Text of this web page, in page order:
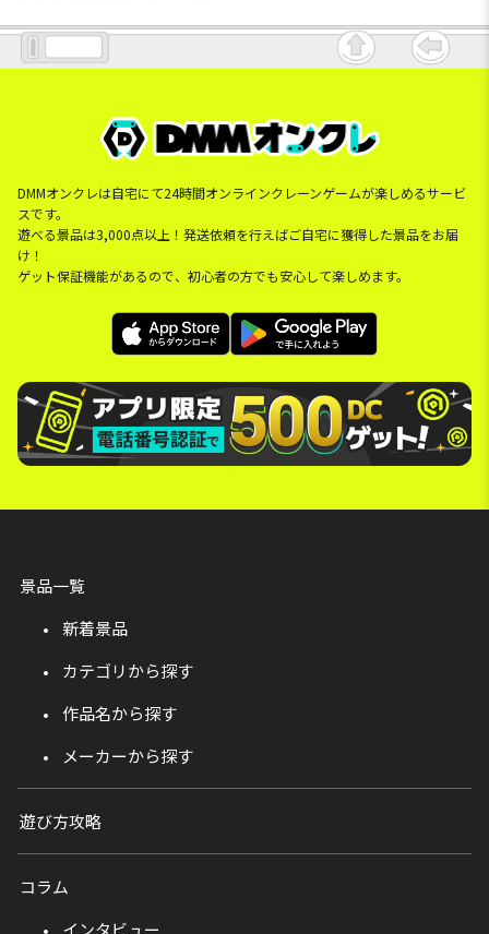
DMMオンクレは自宅にて24時間オンラインクレーンゲームが楽しめるサービ
スです。
遊べる景品は3,000点以上！発送依頼を行えばご自宅に獲得した景品をお届
け！
ゲット保証機能があるので、初心者の方でも安心して楽しめます。
景品一覧
新着景品
カテゴリから探す
作品名から探す
メーカーから探す
遊び方攻略
コラム